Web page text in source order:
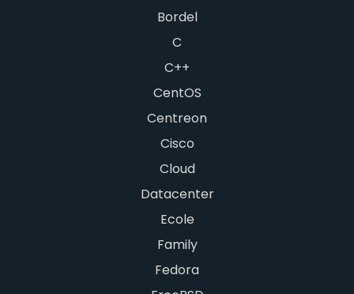
Bordel
C
C++
CentOS
Centreon
Cisco
Cloud
Datacenter
Ecole
Family
Fedora